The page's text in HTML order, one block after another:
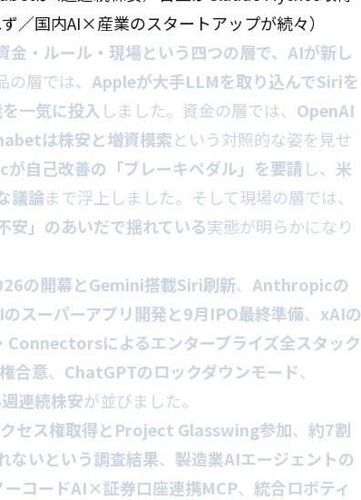
／国内AI×産業のスタートアップが続々）
金・ルール・現場という四つの層で、AIが新し
層では、 Appleが大手LLMを取り込んでSiriを
一気に投入 しました。資金の層では、 OpenAI
は株安と増資模索という対照的な姿を見せ
自己改善の「ブレーキペダル」を要請し、 米
議論まで浮上しました。そして現場の層では、
安」のあいだで揺れている実態が明らかになり
の開幕とGemini搭載Siri刷新、 Anthropicの
スーパーアプリ開発と9月IPO最終準備、 xAIの
によるエンタープライズ全スタック
合意、 ChatGPTのロックダウンモード、
連続株安が並びました。
セス権取得とProject Glasswing参加、 約7割
ないという調査結果、 製造業AIエージェントの
コードAI×証券口座連携MCP、 統合ロボティ